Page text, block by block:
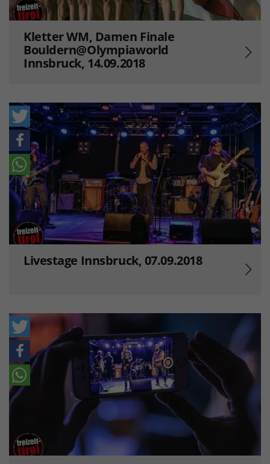
Kletter WM, Damen Finale
Bouldern@Olympiaworld
Innsbruck, 14.09.2018
Livestage Innsbruck, 07.09.2018